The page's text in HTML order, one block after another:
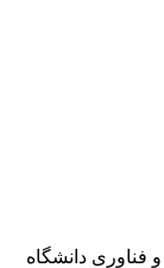
دانشگاه